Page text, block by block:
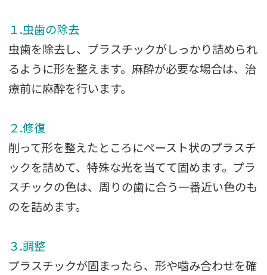
１.虫歯の除去
虫歯を除去し、プラスチックがしっかり詰められ
るように形を整えます。麻酔が必要な場合は、治
療前に麻酔を行います。
２.修復
削って形を整えたところにペースト状のプラスチ
ックを詰めて、特殊な光を当てて固めます。プラ
スチックの色は、周りの歯に合う一番近い色のも
のを詰めます。
３.調整
プラスチックが固まったら、形や噛み合わせを確